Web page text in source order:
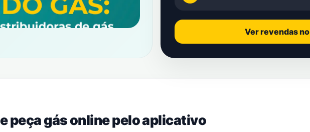
Ver revendas
peça gás online pelo aplicativo